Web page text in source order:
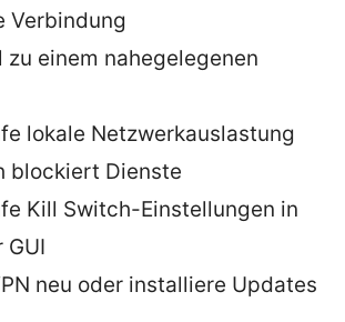
Verbindung
zu einem nahegelegenen
lokale Netzwerkauslastung
blockiert Dienste
Kill Switch-Einstellungen in
GUI
neu oder installiere Updates